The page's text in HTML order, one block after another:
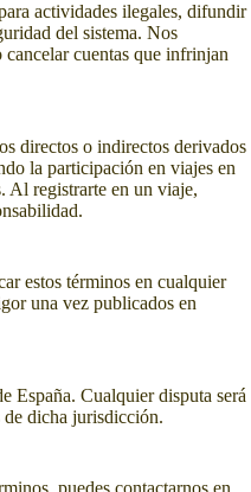
actividades ilegales, difundir
del sistema. Nos
cancelar cuentas que infrinjan
directos o indirectos derivados
la participación en viajes en
Al registrarte en un viaje,
estos términos en cualquier
una vez publicados en
España. Cualquier disputa será
de dicha jurisdicción.
puedes contactarnos en